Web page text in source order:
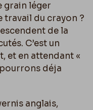
grain léger
travail du crayon ?
de la
C’est un
et en attendant «
pourrons déja
anglais,